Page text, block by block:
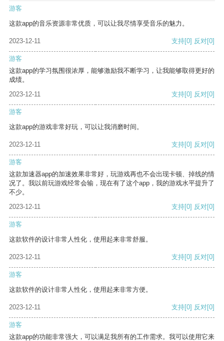
游客
这款app的音乐资源非常优质，可以让我尽情享受音乐的魅力。
2023-12-11 支持[0] 反对[0]
游客
这款app的学习氛围很浓厚，能够激励我不断学习，让我能够取得更好的
成绩。
2023-12-11
支持[0] 反对[0]
游客
这款app的游戏非常好玩，可以让我消磨时间。
2023-12-11 支持[0] 反对[0]
游客
这款加速器app的加速效果非常好，玩游戏再也不会出现卡顿、掉线的情
况了。我以前玩游戏经常会输，现在有了这个app，我的游戏水平提升了
不少。
2023-12-11
支持[0] 反对[0]
游客
这款软件的设计非常人性化，使用起来非常舒服。
2023-12-11 支持[0] 反对[0]
游客
这款软件的设计非常人性化，使用起来非常方便。
2023-12-11 支持[0] 反对[0]
游客
这款app的功能非常强大，可以满足我所有的工作需求。我可以使用它来